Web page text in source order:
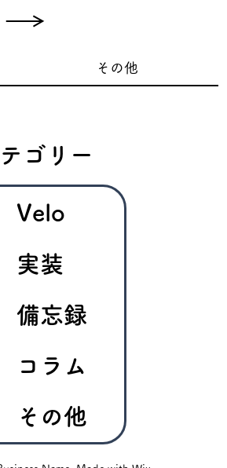
Velo
実装
備忘録
コラム
その他
ゴリー
その他